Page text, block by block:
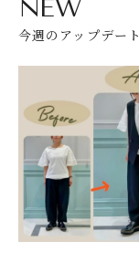
NEW
今週のアップデート